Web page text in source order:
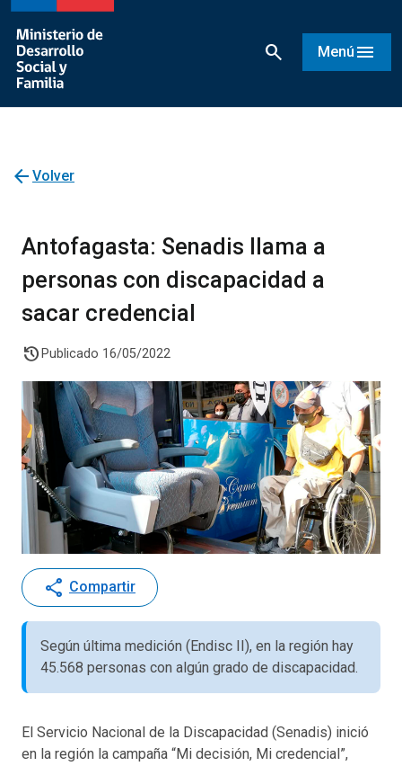
search Menú menu
arrow_back Volver
Antofagasta: Senadis llama a
personas con discapacidad a
sacar credencial
history Publicado 16/05/2022
share Compartir
Según última medición (Endisc II), en la región hay
45.568 personas con algún grado de discapacidad.
El Servicio Nacional de la Discapacidad (Senadis) inició
en la región la campaña “Mi decisión, Mi credencial”,